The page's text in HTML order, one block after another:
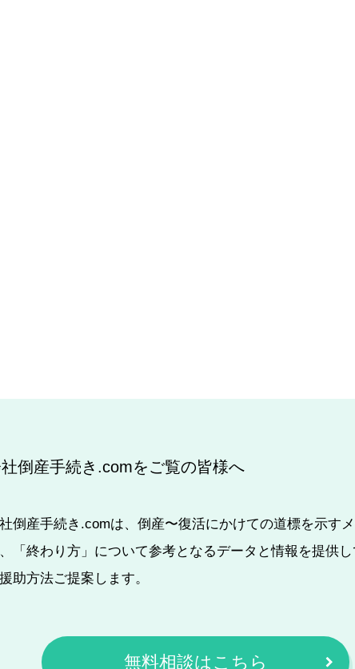
倒産手続き.comをご覧の皆様へ
倒産手続き.comは、倒産〜復活にかけての道標を示す
「終わり方」について参考となるデータと情報を提供
助方法ご提案します。
無料相談はこちら